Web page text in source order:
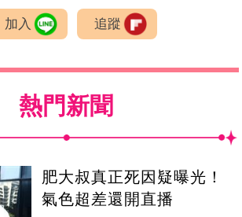
加入 追蹤
熱門新聞
肥大叔真正死因疑曝光！
氣色超差還開直播